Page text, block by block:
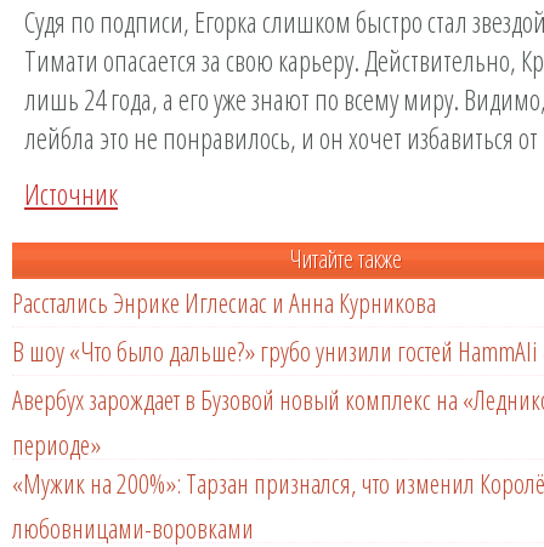
Судя по подписи, Егорка слишком быстро стал
Тимати опасается за свою карьеру. Действительно,
лишь 24 года, а его уже знают по всему миру.
лейбла это не понравилось, и он хочет избавиться
Источник
Читайте также
Расстались Энрике Иглесиас и Анна Курникова
В шоу «Что было дальше?» грубо унизили гостей HammAli
Авербух зарождает в Бузовой новый комплекс на
периоде»
«Мужик на 200%»: Тарзан признался, что изменил
любовницами-воровками